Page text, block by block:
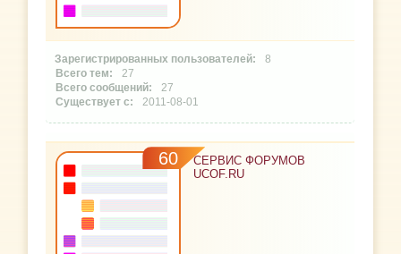
8
27
27
2011-08-01
60
СЕРВИС ФОРУМОВ
UCOF.RU